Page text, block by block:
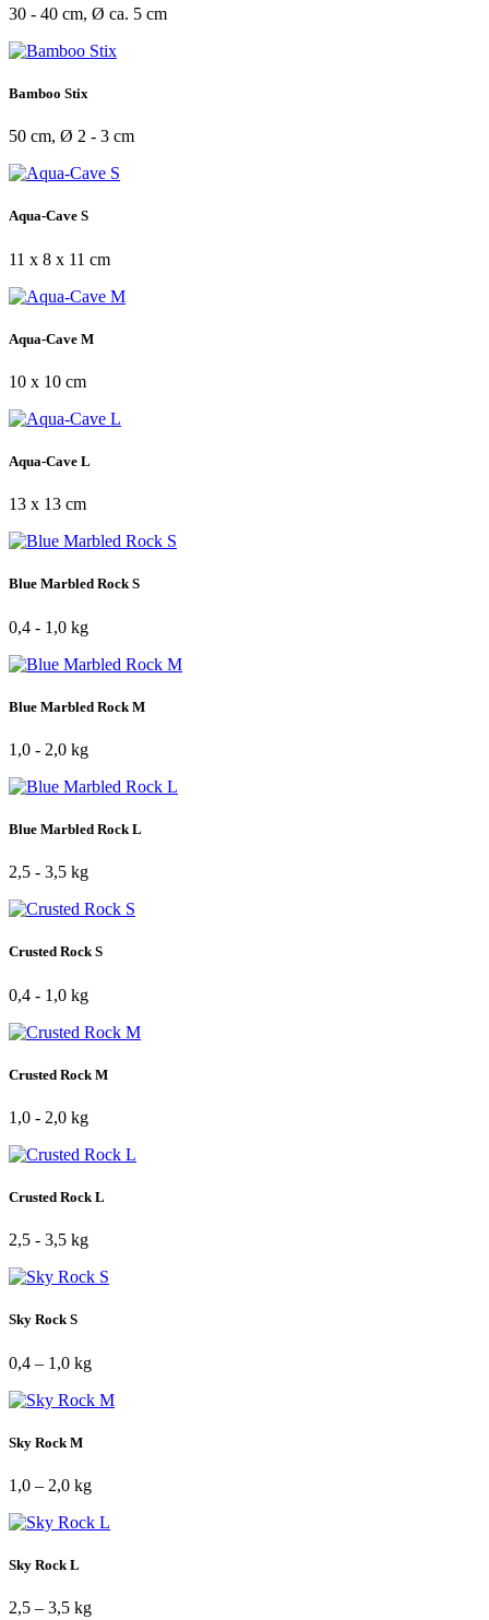
30 - 40 cm, Ø ca. 5 cm
Bamboo Stix
50 cm, Ø 2 - 3 cm
Aqua-Cave S
11 x 8 x 11 cm
Aqua-Cave M
10 x 10 cm
Aqua-Cave L
13 x 13 cm
Blue Marbled Rock S
0,4 - 1,0 kg
Blue Marbled Rock M
1,0 - 2,0 kg
Blue Marbled Rock L
2,5 - 3,5 kg
Crusted Rock S
0,4 - 1,0 kg
Crusted Rock M
1,0 - 2,0 kg
Crusted Rock L
2,5 - 3,5 kg
Sky Rock S
0,4 – 1,0 kg
Sky Rock M
1,0 – 2,0 kg
Sky Rock L
2,5 – 3,5 kg